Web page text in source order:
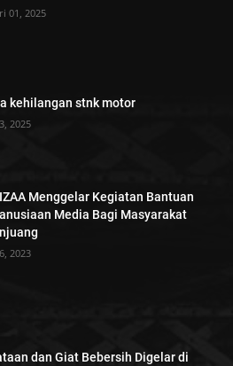
01, 2025
kehilangan stnk motor
2025
Menggelar Kegiatan Bantuan
Media Bagi Masyarakat
2023
dan Giat Bebersih Digelar di